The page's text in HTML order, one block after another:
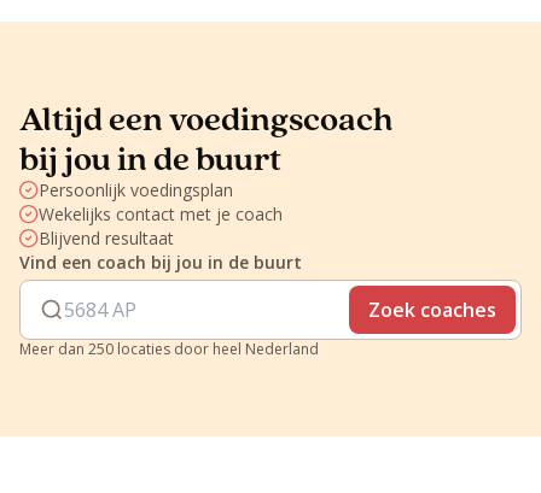
Altijd een voedingscoach
bij jou in de buurt
Persoonlijk voedingsplan
Wekelijks contact met je coach
Blijvend resultaat
Vind een coach bij jou in de buurt
Zoek coaches
Meer dan 250 locaties door heel Nederland